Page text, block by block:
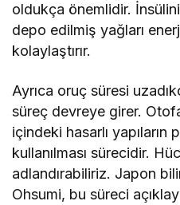
oldukça önemlidir.
depo edilmiş yağları
kolaylaştırır.
Ayrıca oruç süresi
süreç devreye girer.
içindeki hasarlı
kullanılması sürecidir.
adlandırabiliriz. Japon
Ohsumi, bu süreci